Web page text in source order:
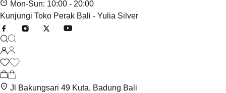
Mon-Sun: 10:00 - 20:00
Kunjungi Toko Perak Bali - Yulia Silver
Jl Bakungsari 49 Kuta, Badung Bali